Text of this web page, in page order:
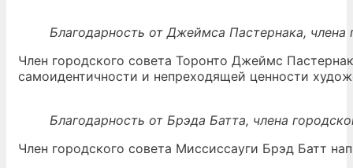
Благодарность от Джеймса Пастернака, члена
Член городского совета Торонто Джеймс
самоидентичности и непреходящей ценности
Благодарность от Брэда Батта, члена
Член городского совета Миссиссауги Брэд Батт